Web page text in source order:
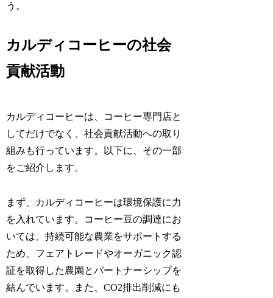
う。
カルディコーヒーの社会
貢献活動
カルディコーヒーは、コーヒー専門店と
してだけでなく、社会貢献活動への取り
組みも行っています。以下に、その一部
をご紹介します。
まず、カルディコーヒーは環境保護に力
を入れています。コーヒー豆の調達にお
いては、持続可能な農業をサポートする
ため、フェアトレードやオーガニック認
証を取得した農園とパートナーシップを
結んでいます。また、CO2排出削減にも